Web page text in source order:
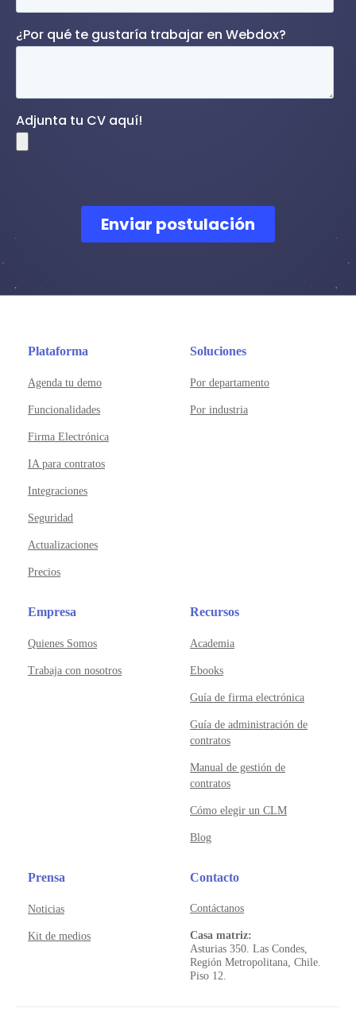
Plataforma
Agenda tu demo
Funcionalidades
Firma Electrónica
IA para contratos
Integraciones
Seguridad
Actualizaciones
Precios
Soluciones
Por departamento
Por industria
Empresa
Quienes Somos
Trabaja con nosotros
Recursos
Academia
Ebooks
Guía de firma electrónica
Guía de administración de
contratos
Manual de gestión de
contratos
Cómo elegir un CLM
Blog
Prensa
Noticias
Kit de medios
Contacto
Contáctanos
Casa matriz:
Asturias 350. Las Condes,
Región Metropolitana, Chile.
Piso 12.